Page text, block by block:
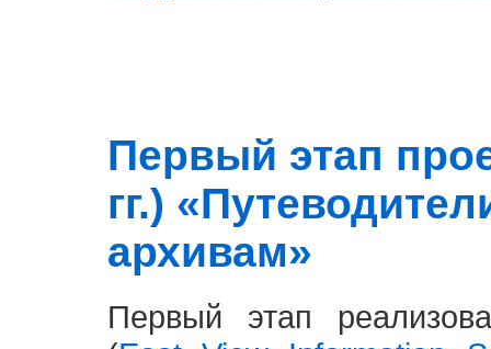
Первый этап
гг.)
архивам»
Первый этап